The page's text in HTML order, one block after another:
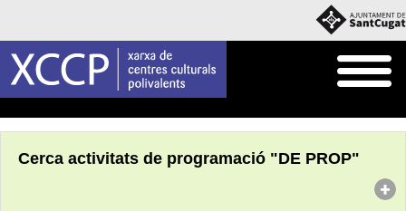
Cerca activitats de programació "DE PROP"